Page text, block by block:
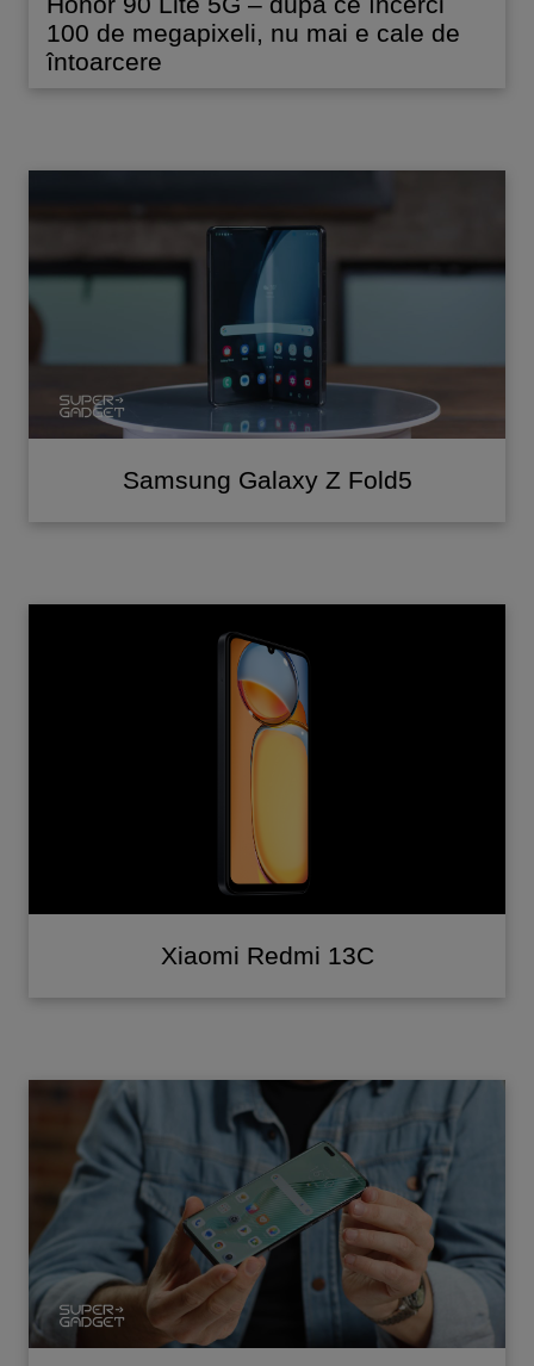
100 de megapixeli, nu mai e cale de
întoarcere
Samsung Galaxy Z Fold5
Xiaomi Redmi 13C